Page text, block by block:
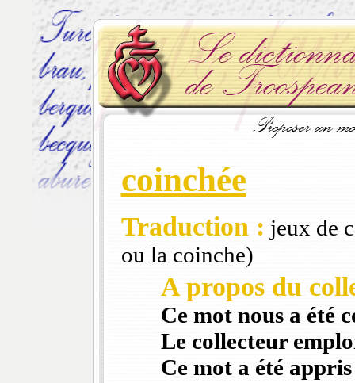
coinchée
Traduction : jeux de
ou la coinche)
A propos du
Ce mot nous a été
Le collecteur
Ce mot a été